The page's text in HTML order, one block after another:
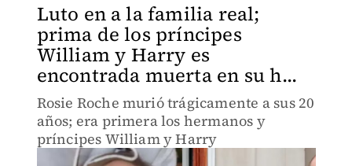
Luto en a la familia real;
prima de los príncipes
William y Harry es
encontrada muerta en su h...
Rosie Roche murió trágicamente a sus 20
años; era primera los hermanos y
príncipes William y Harry